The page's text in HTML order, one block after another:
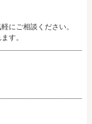
にご相談ください。
す。